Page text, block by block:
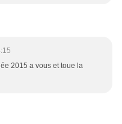
2015 a vous et toue la